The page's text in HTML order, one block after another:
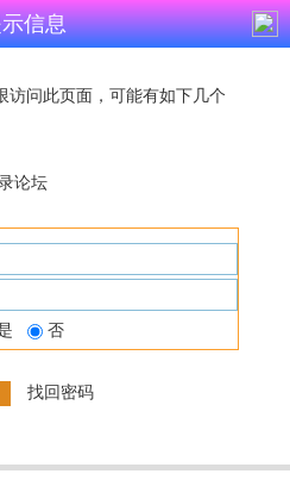
信息
访问此页面，可能有如下几个
论坛
否
找回密码